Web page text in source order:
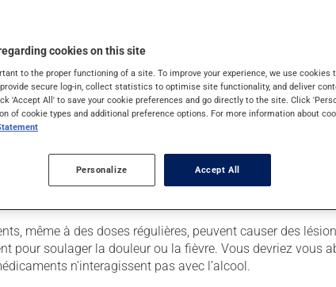
une journée ou de socialiser avec des amis, mais
en priver. Voici pourquoi.
MÉLANGE ALCOOL ET
diminuer les réflexes et la coordination et causer de la
sur le cerveau, car l’effet combiné des deux
à ces risques.
éliminés du corps. La consommation d’alcool peut
indésirables.
même à des doses régulières, peuvent causer des
pour soulager la douleur ou la fièvre. Vous devriez vous
n’interagissent pas avec l’alcool.
cookies on this site
to the proper functioning of a site. To improve your experience, we use cookies
secure log-in, collect statistics to optimise site functionality, and deliver
'Accept All' to save your cookie preferences and go directly to the site. Click
of cookie types and additional preference options. For more information about
Personalize Accept All